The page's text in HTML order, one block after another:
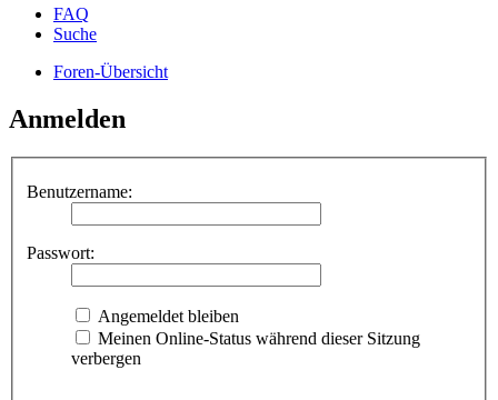
FAQ
Suche
Foren-Übersicht
Anmelden
Benutzername:
Passwort:
Angemeldet bleiben
Meinen Online-Status während dieser Sitzung
verbergen